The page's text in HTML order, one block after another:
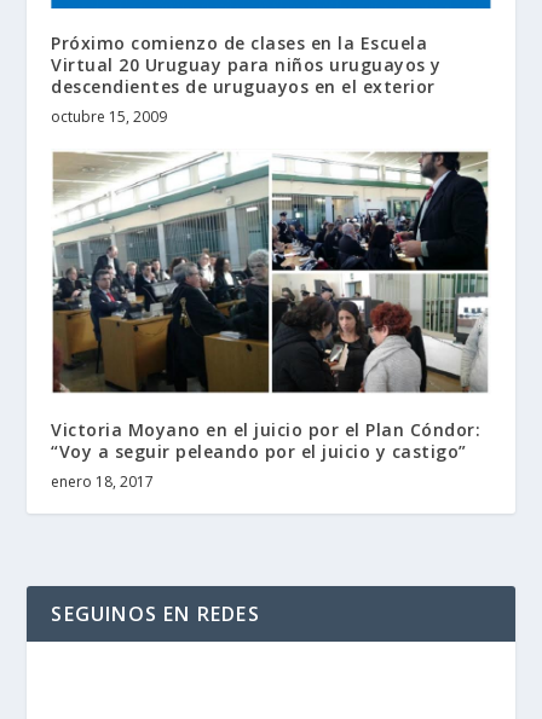
Próximo comienzo de clases en la Escuela
Virtual 20 Uruguay para niños uruguayos y
descendientes de uruguayos en el exterior
octubre 15, 2009
Victoria Moyano en el juicio por el Plan Cóndor:
“Voy a seguir peleando por el juicio y castigo”
enero 18, 2017
SEGUINOS EN REDES